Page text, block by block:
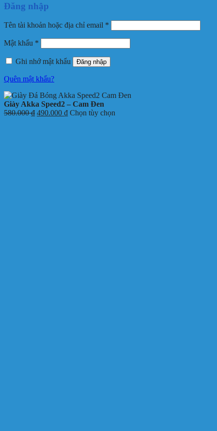
Đăng nhập
Tên tài khoản hoặc địa chỉ email *
buộc
Mật khẩu *
buộc
Ghi nhớ mật khẩu
Đăng nhập
Quên mật khẩu?
Giày Akka Speed2 – Cam Đen
580.000₫ Giá
490.000 ₫Giá
Chọn tùy chọn